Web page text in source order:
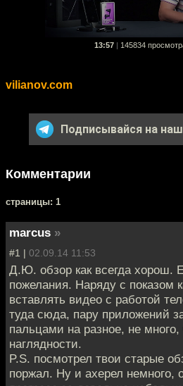
13:57 145834
vilianov.com
Подписывайся на наш
Комментарии
cтраницы: 1
marcus »
#1 | 02.09.14 11:53
Д.Ю. обзор как всегда хорош.
пожелания. Наряду с показом
вставлять видео с работой
туда сюда, пару приложений
пальцами на разное, не много,
наглядности.
P.S. посмотрел твои старые
поржал. Ну и ахерел немного,